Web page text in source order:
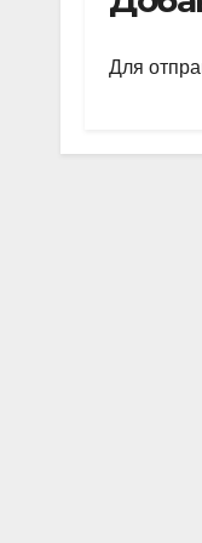
a
Для